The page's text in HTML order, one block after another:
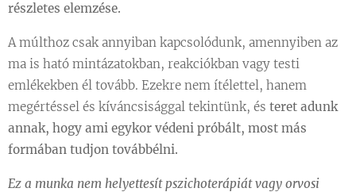
részletes elemzése.
A múlthoz csak annyiban kapcsolódunk, amennyiben az
ma is ható mintázatokban, reakciókban vagy testi
emlékekben él tovább. Ezekre nem ítélettel, hanem
megértéssel és kíváncsisággal tekintünk, és teret adunk
annak, hogy ami egykor védeni próbált, most más
formában tudjon továbbélni.
Ez a munka nem helyettesít pszichoterápiát vagy orvosi